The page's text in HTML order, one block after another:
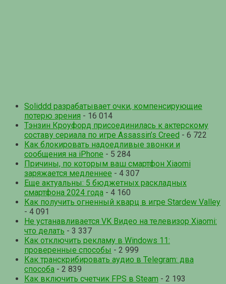
Soliddd разрабатывает очки, компенсирующие
потерю зрения - 16 014
Тэнзин Кроуфорд присоединилась к актерскому
составу сериала по игре Assassin’s Creed - 6 722
Как блокировать надоедливые звонки и
сообщения на iPhone - 5 284
Причины, по которым ваш смартфон Xiaomi
заряжается медленнее - 4 307
Еще актуальны: 5 бюджетных раскладных
смартфона 2024 года - 4 160
Как получить огненный кварц в игре Stardew Valley
- 4 091
Не устанавливается VK Видео на телевизор Xiaomi:
что делать - 3 337
Как отключить рекламу в Windows 11:
проверенные способы - 2 999
Как транскрибировать аудио в Telegram: два
способа - 2 839
Как включить счетчик FPS в Steam - 2 193